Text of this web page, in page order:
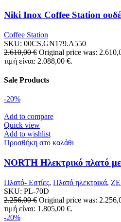
Niki Inox Coffee Station
Coffee Station
SKU: 00CS.GN179.A550
2.610,00€ Original price was:
τιμή είναι: 2.088,00 €.
Sale Products
-20%
Add to compare
Quick view
Add to wishlist
Προσθήκη στο καλάθι
NORTH Ηλεκτρικό πλατό
Πλατό- Εστίες, Πλατό ηλεκτρικά,
SKU: PL-70D
2.256,00€ Original price was:
τιμή είναι: 1.805,00 €.
-20%